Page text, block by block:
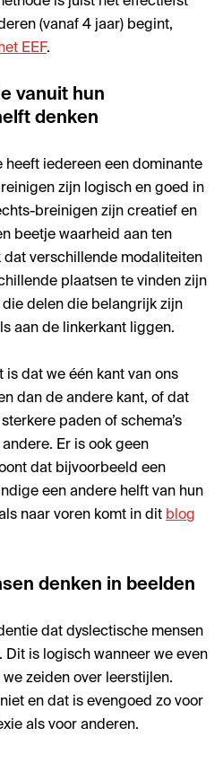
(vanaf 4 jaar) begint,
EEF.
vanuit hun
denken
heeft iedereen een dominante
zijn logisch en goed in
breinigen zijn creatief en
beetje waarheid aan ten
verschillende modaliteiten
plaatsen te vinden zijn
delen die belangrijk zijn
aan de linkerkant liggen.
is dat we één kant van ons
dan de andere kant, of dat
paden of schema’s
Er is ook geen
dat bijvoorbeeld een
een andere helft van hun
naar voren komt in dit blog
denken in beelden
dat dyslectische mensen
Dit is logisch wanneer we even
zeiden over leerstijlen.
en dat is evengoed zo voor
als voor anderen.